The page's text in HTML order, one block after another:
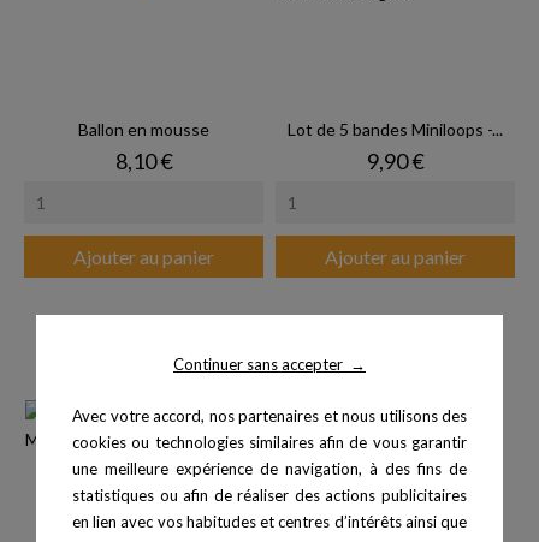
Continuer sans accepter →
Avec votre accord, nos partenaires et nous utilisons des
cookies ou technologies similaires afin de vous garantir
une meilleure expérience de navigation, à des fins de
statistiques ou afin de réaliser des actions publicitaires
en lien avec vos habitudes et centres d’intérêts ainsi que
Ballon en mousse
Prix
8,10 €
Ajouter au panier
Lot de 5 bandes Miniloops -...
Prix
9,90 €
Ajouter au panier